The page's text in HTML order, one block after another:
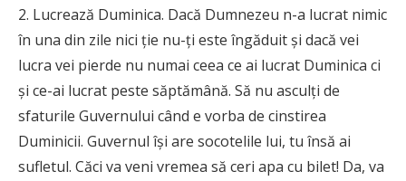
2. Lucrează Duminica. Dacă Dumnezeu n-a lucrat nimic
în una din zile nici ţie nu-ţi este îngăduit şi dacă vei
lucra vei pierde nu numai ceea ce ai lucrat Duminica ci
şi ce-ai lucrat peste săptămână. Să nu asculţi de
sfaturile Guvernului când e vorba de cinstirea
Duminicii. Guvernul îşi are socotelile lui, tu însă ai
sufletul. Căci va veni vremea să ceri apa cu bilet! Da, va